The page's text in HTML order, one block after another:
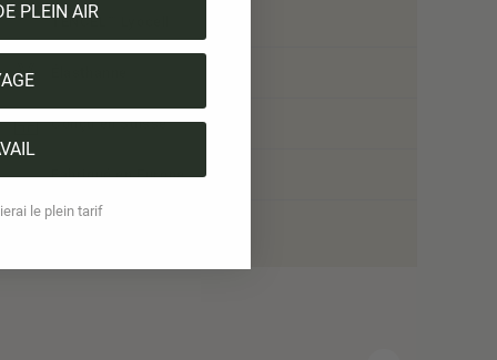
TENCEL™ Lyocell
Conçu en Suisse
Fabriqué en Europe
PLEIN AIR
le plein tarif